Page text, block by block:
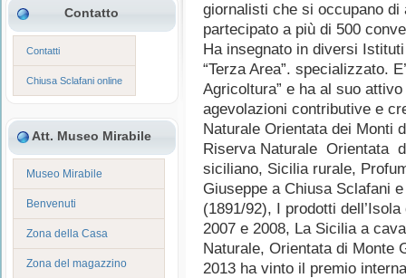
Contatto
Contatti
Chiusa Sclafani online
Att. Museo Mirabile
Museo Mirabile
Benvenuti
Zona della Casa
Zona del magazzino
giornalisti che si occupano di
partecipato a più di 500
Ha insegnato in diversi
“Terza Area”. specializzato.
Agricoltura” e ha al suo
agevolazioni contributive e
Naturale Orientata dei Monti
Riserva Naturale Orientata
siciliano, Sicilia rurale,
Giuseppe a Chiusa Sclafani
(1891/92), I prodotti
2007 e 2008, La Sicilia a
Naturale, Orientata di Monte
2013 ha vinto il premio